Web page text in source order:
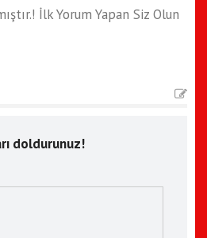
İlk Yorum Yapan Siz Olun
doldurunuz!